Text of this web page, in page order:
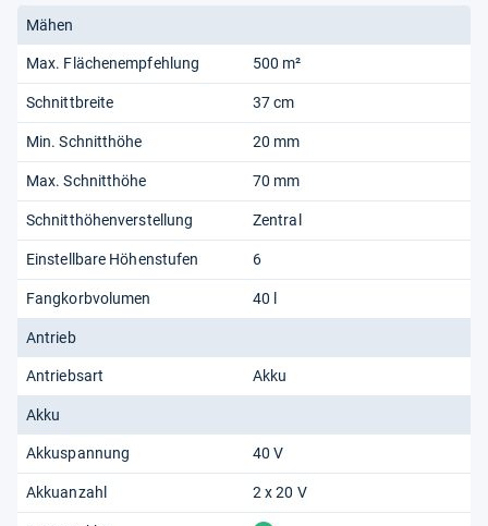
Leistungseffizienz in kleineren bis mittelgroßen Gärten
bewertet.
Note:„Gut“ (2,20)
Mex.de
Gorillacheck.de
Redaktion von Testberichte.de
Mähen
Max. Flächenempfehlung 500 m²
Schnittbreite 37 cm
Min. Schnitthöhe 20 mm
Max. Schnitthöhe 70 mm
Schnitthöhenverstellung Zentral
Einstellbare Höhenstufen 6
Fangkorbvolumen 40 l
Antrieb
Antriebsart Akku
Akku
Akkuspannung 40 V
Akkuanzahl 2 x 20 V